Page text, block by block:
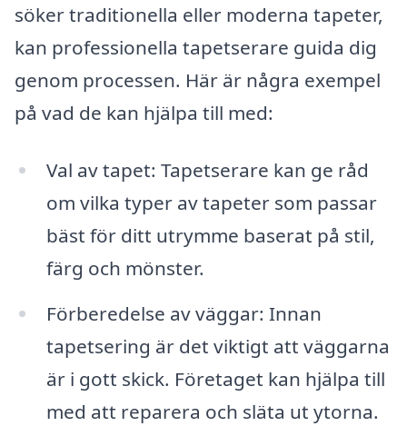
söker traditionella eller moderna tapeter,
kan professionella tapetserare guida dig
genom processen. Här är några exempel
på vad de kan hjälpa till med:
Val av tapet: Tapetserare kan ge råd
om vilka typer av tapeter som passar
bäst för ditt utrymme baserat på stil,
färg och mönster.
Förberedelse av väggar: Innan
tapetsering är det viktigt att väggarna
är i gott skick. Företaget kan hjälpa till
med att reparera och släta ut ytorna.